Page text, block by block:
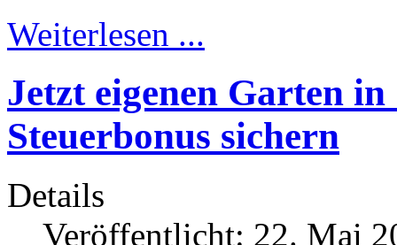
Weiterlesen ...
Jetzt eigenen Garten
Steuerbonus sichern
Details
Veröffentlicht: 22. Mai